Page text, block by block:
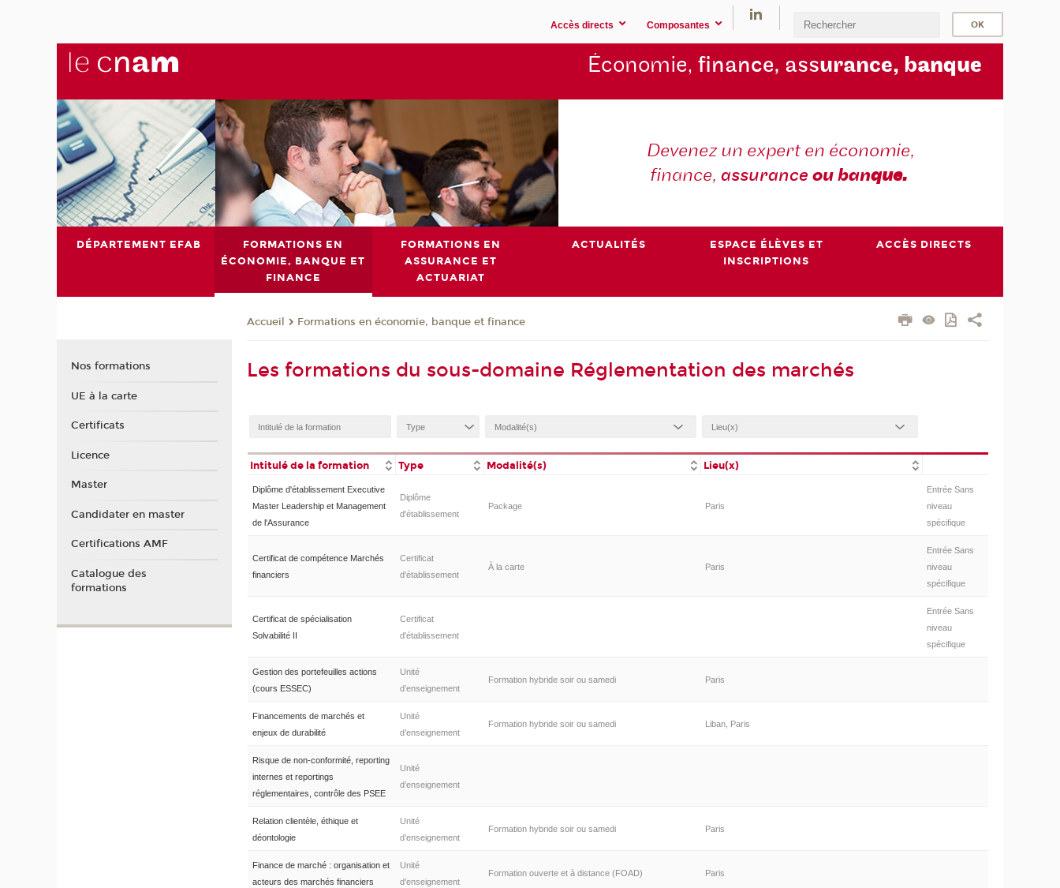
Accès directs Composantes
Économie, finance, assurance, banque
Devenez un expert en économie,
finance, assurance ou banque.
DÉPARTEMENT EFAB
FORMATIONS EN
ÉCONOMIE, BANQUE ET
FINANCE
FORMATIONS EN
ASSURANCE ET
ACTUARIAT
ACTUALITÉS
ESPACE ÉLÈVES ET
INSCRIPTIONS
ACCÈS DIRECTS
Accueil Formations en économie, banque et finance
Les formations du sous-domaine Réglementation des marchés
Intitulé de la formation Type Modalité(s) Lieu(x)
Diplôme d'établissement Executive
Master Leadership et Management
de l'Assurance
Diplôme
d'établissement
Package Paris
Entrée Sans
niveau
spécifique
Certificat de compétence Marchés
financiers
Certificat
d'établissement
À la carte Paris
Entrée Sans
niveau
spécifique
Certificat de spécialisation
Solvabilité II
Certificat
d'établissement
Entrée Sans
niveau
spécifique
Gestion des portefeuilles actions
(cours ESSEC)
Unité
d’enseignement
Formation hybride soir ou samedi Paris
Financements de marchés et
enjeux de durabilité
Unité
d’enseignement
Formation hybride soir ou samedi Liban, Paris
Risque de non-conformité, reporting
internes et reportings
réglementaires, contrôle des PSEE
Unité
d’enseignement
Relation clientèle, éthique et
déontologie
Unité
d’enseignement
Formation hybride soir ou samedi Paris
Finance de marché : organisation et
acteurs des marchés financiers
Unité
d’enseignement
Formation ouverte et à distance (FOAD) Paris
Nos formations
UE à la carte
Certificats
Licence
Master
Candidater en master
Certifications AMF
Catalogue des
formations